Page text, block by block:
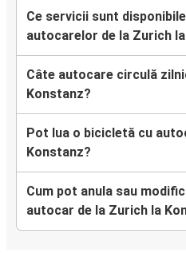
Ce servicii sunt
autocarelor de la Zurich
Câte autocare circulă
Konstanz?
Pot lua o bicicletă cu
Konstanz?
Cum pot anula sau
autocar de la Zurich la